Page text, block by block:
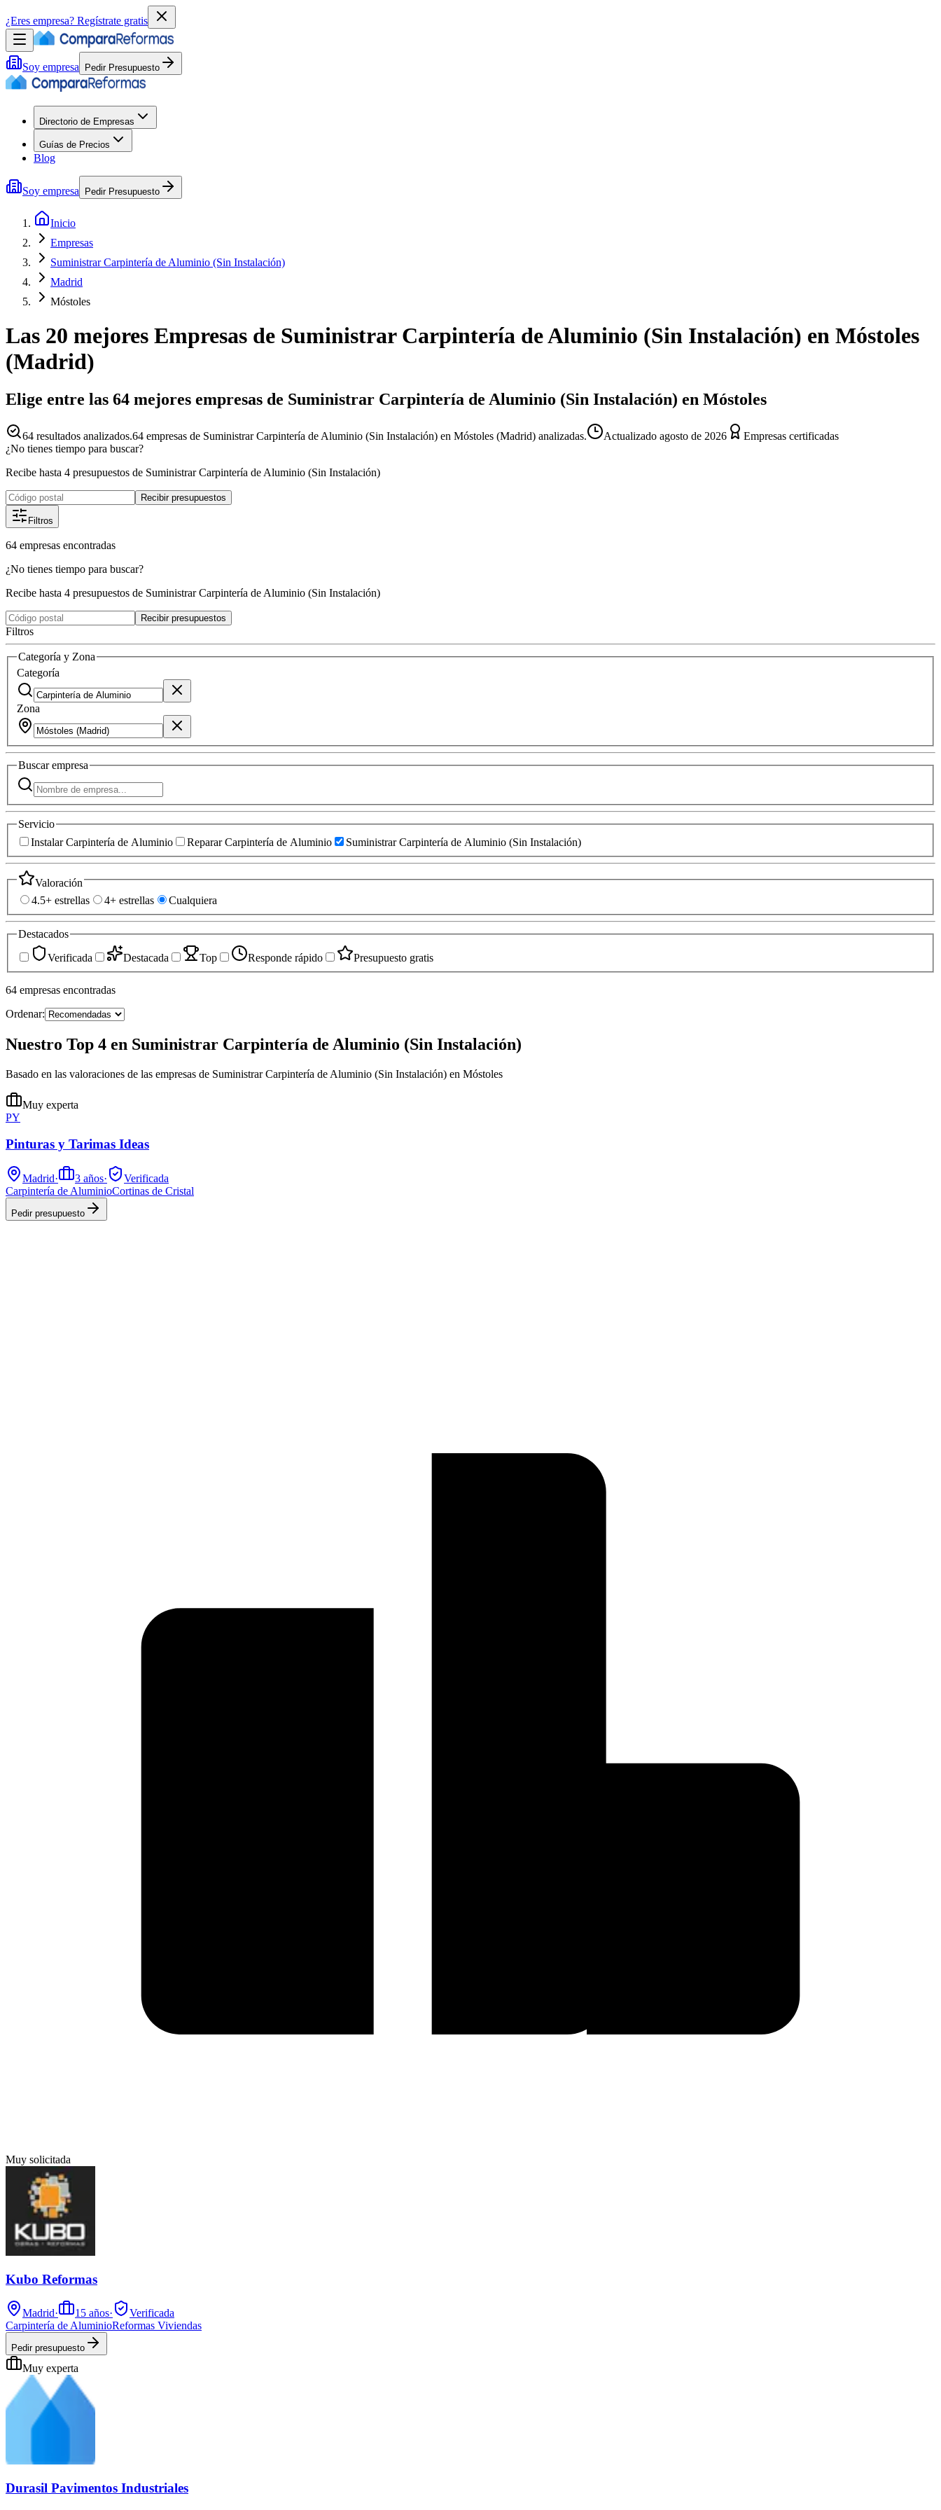
¿Eres empresa? Regístrate gratis
Soy empresa Pedir Presupuesto
Directorio de Empresas
Guías de Precios
Blog
Soy empresa Pedir Presupuesto
Inicio
Empresas
Suministrar Carpintería de Aluminio (Sin Instalación)
Madrid
Móstoles
Las 20 mejores Empresas de Suministrar Carpintería de Aluminio (Sin Instalación) en Móstoles
(Madrid)
Elige entre las 64 mejores empresas de Suministrar Carpintería de Aluminio (Sin Instalación) en Móstoles
64 resultados analizados.64 empresas de Suministrar Carpintería de Aluminio (Sin Instalación) en Móstoles (Madrid) analizadas. Actualizado agosto de 2026
Empresas certificadas
¿No tienes tiempo para buscar?
Recibe hasta 4 presupuestos de Suministrar Carpintería de Aluminio (Sin Instalación)
Recibir presupuestos
Filtros
64 empresas encontradas
¿No tienes tiempo para buscar?
Recibe hasta 4 presupuestos de Suministrar Carpintería de Aluminio (Sin Instalación)
Recibir presupuestos
Filtros
Categoría y Zona
Categoría
Zona
Buscarempresa
Servicio
Instalar Carpintería de Aluminio
Reparar Carpintería de Aluminio Suministrar Carpintería de Aluminio (Sin Instalación)
Valoración
4.5+ estrellas
4+ estrellas Cualquiera
Destacados
Verificada
Destacada Top Responde rápido Presupuesto gratis
64 empresas encontradas
Ordenar:
Nuestro Top 4 en Suministrar Carpintería de Aluminio (Sin Instalación)
Basado en las valoraciones de las empresas de Suministrar Carpintería de Aluminio (Sin Instalación) en Móstoles
Muy experta
PY
Pinturas y Tarimas Ideas
Madrid· 3 años·
Verificada
Carpintería de AluminioCortinas de Cristal
Pedir presupuesto
Muy solicitada
Kubo Reformas
Madrid· 15 años·
Verificada
Carpintería de AluminioReformas Viviendas
Pedir presupuesto
Muy experta
Durasil Pavimentos Industriales